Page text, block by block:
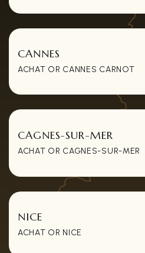
CANNES
ACHAT OR CANNES CARNOT
CAGNES-SUR-MER
ACHAT OR CAGNES-SUR-MER
NICE
ACHAT OR NICE